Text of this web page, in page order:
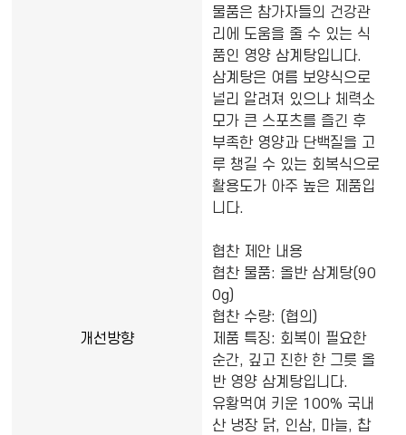
개선방향
물품은 참가자들의 건강관
리에 도움을 줄 수 있는 식
품인 영양 삼계탕입니다.
삼계탕은 여름 보양식으로
널리 알려져 있으나 체력소
모가 큰 스포츠를 즐긴 후
부족한 영양과 단백질을 고
루 챙길 수 있는 회복식으로
활용도가 아주 높은 제품입
니다.
협찬 제안 내용
협찬 물품: 올반 삼계탕(90
0g)
협찬 수량: (협의)
제품 특징: 회복이 필요한
순간, 깊고 진한 한 그릇 올
반 영양 삼계탕입니다.
유황먹여 키운 100% 국내
산 냉장 닭, 인삼, 마늘, 찹